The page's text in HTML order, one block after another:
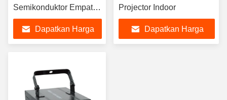
Semikonduktor Empat
Tembakan
Dapatkan Harga
Projector Indoor
Dapatkan Harga